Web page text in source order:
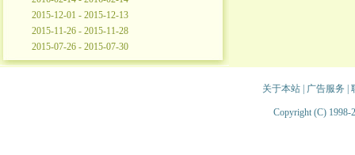
2015-12-01 - 2015-12-13
2015-11-26 - 2015-11-28
2015-07-26 - 2015-07-30
关于本站| 广告服务
Copyright (C) 1998-